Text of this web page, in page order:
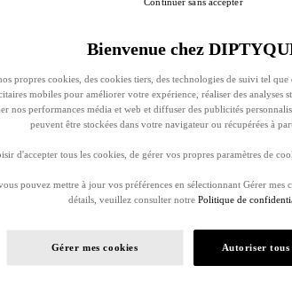
Bienvenue chez
propres cookies, des cookies tiers, des technologies de suivi tel que
mobiles pour améliorer votre expérience, réaliser des analyses
nos performances média et web et diffuser des publicités
peuvent être stockées dans votre navigateur ou récupérées à
d'accepter tous les cookies, de gérer vos propres paramètres de
pouvez mettre à jour vos préférences en sélectionnant Gérer mes
détails, veuillez consulter notre Politique de
Gérer mes cookies Autoriser tous
Continuer sans accepter